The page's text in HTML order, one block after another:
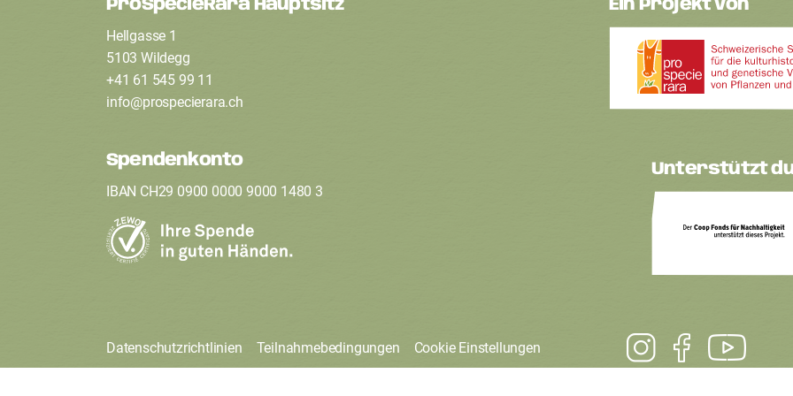
F
o
o
t
e
r
ProSpecieRara Hauptsitz
Hellgasse 1
5103 Wildegg
+41 61 545 99 11
info@prospecierara.ch
Spendenkonto
IBAN CH29 0900 0000 9000 1480 3
Ein Projekt von
Unterstützt
Datenschutzrichtlinien Teilnahmebedingungen Cookie Einstellungen